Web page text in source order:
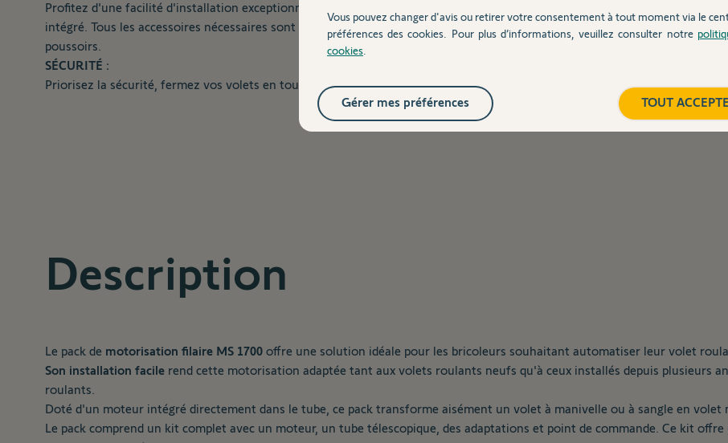
Profitez d'une facilité d'installation exceptionnelle : ajustez le tube télescopique à la largeur de votre installation, sans
intégré. Tous les accessoires nécessaires sont inclus pour une installation simple et rapide. Le réglage des
fins de course
se
poussoirs.
SÉCURITÉ :
Priorisez la sécurité, fermez vos volets en toute simplicité, même lors de courtes absences en un seul geste !
Description
Le pack de motorisation filaire MS 1700 offre une solution idéale pour les bricoleurs souhaitant automatiser leur volet
Son installation facile rend cette motorisation adaptée tant aux volets roulants neufs qu'à ceux installés depuis plusieurs
roulants.
Doté d'un moteur intégré directement dans le tube, ce pack transforme aisément un volet à manivelle ou à sangle en volet
Le pack comprend un kit complet avec un moteur, un tube télescopique, des adaptations et point de commande. Ce kit offre
Vous pouvez changer d'avis ou retirer votre consentement à tout moment via le
préférences des cookies. Pour plus d’informations, veuillez consulter notre
cookies
TOUT
Gérer mes préférences